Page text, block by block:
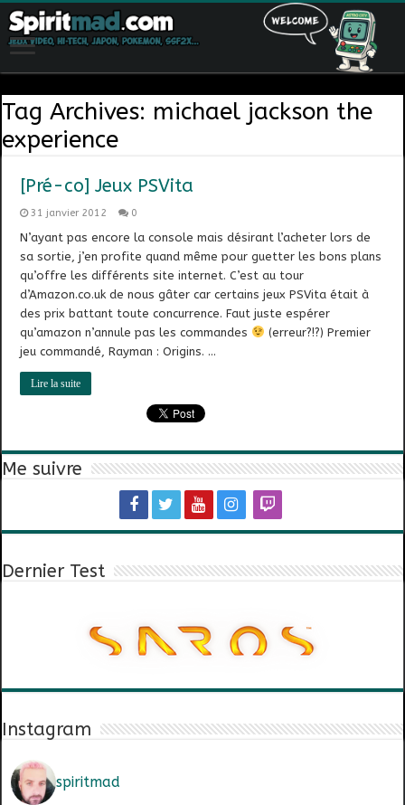
Tag Archives: michael jackson the
experience
[Pré-co] Jeux PSVita
31 janvier 2012 0
N’ayant pas encore la console mais désirant l’acheter lors de
sa sortie, j’en profite quand même pour guetter les bons plans
qu’offre les différents site internet. C’est au tour
d’Amazon.co.uk de nous gâter car certains jeux PSVita était à
des prix battant toute concurrence. Faut juste espérer
qu’amazon n’annule pas les commandes
(erreur?!?) Premier
jeu commandé, Rayman : Origins. …
Lire la suite
Me suivre
Dernier Test
Instagram
spiritmad